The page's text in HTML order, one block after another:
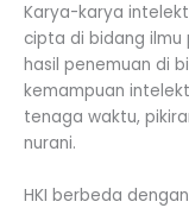
Karya-karya
cipta di bidang ilmu
hasil penemuan di
kemampuan
tenaga waktu,
nurani.
HKI berbeda